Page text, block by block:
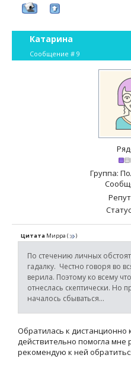
Катарина
Сообщение # 9
Группа:
Цитата Мирра ( )
По стечению личных
гадалку. Честно говоря во
верила. Поэтому ко всему
отнеслась скептически. Но
началось сбываться...
Обратилась к
действительно помогла мне
рекомендую к ней